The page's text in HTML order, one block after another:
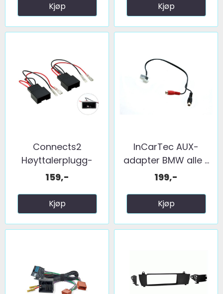
Kjøp Kjøp
Connects2
Høyttalerplugg-
adaptere BMW ...
159,-
Kjøp
InCarTec AUX-
adapter BMW alle ...
199,-
Kjøp